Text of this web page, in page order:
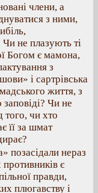
члени, а
з ними,
Чи не плазують ті
Богом є мамона,
з
і сартрівська
життя, з
Чи не
того, чи хто
її за шмат
позасідали нераз
є
правди,
плюгавству і